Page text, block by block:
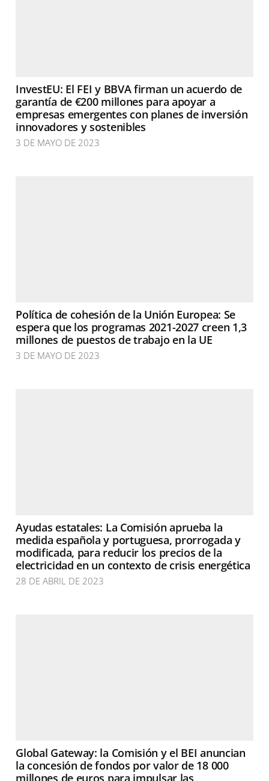
InvestEU: El FEI y BBVA firman un acuerdo de
garantía de €200 millones para apoyar a
empresas emergentes con planes de inversión
innovadores y sostenibles
3 DE MAYO DE 2023
Política de cohesión de la Unión Europea: Se
espera que los programas 2021-2027 creen 1,3
millones de puestos de trabajo en la UE
3 DE MAYO DE 2023
Ayudas estatales: La Comisión aprueba la
medida española y portuguesa, prorrogada y
modificada, para reducir los precios de la
electricidad en un contexto de crisis energética
28 DE ABRIL DE 2023
Global Gateway: la Comisión y el BEI anuncian
la concesión de fondos por valor de 18 000
millones de euros para impulsar las